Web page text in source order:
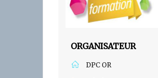
ORGANISATEUR
DPC OR